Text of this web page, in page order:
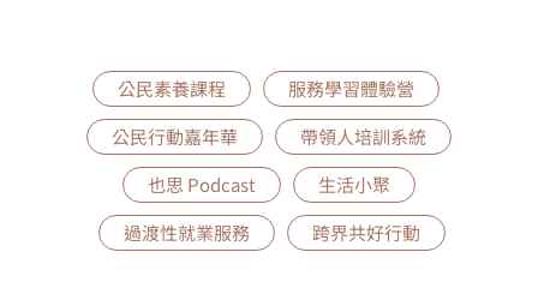
公民素養課程
服務學習體驗營
公民行動嘉年華
帶領人培訓系統
也思 Podcast
生活小聚
過渡性就業服務
跨界共好行動